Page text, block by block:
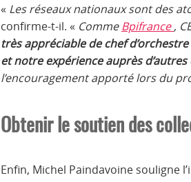
« Les réseaux nationaux sont des
confirme-t-il. « CommeBpifrance,
très appréciable de chef
et notre expérience auprès
l’encouragement apporté lors du
Obtenir le soutien des
Enfin, Michel Paindavoine souligne